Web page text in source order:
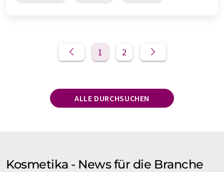
1 2
ALLE DURCHSUCHEN
Kosmetika - News für die Branche